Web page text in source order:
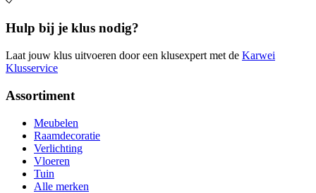
Hulp bij je klus nodig?
Laat jouw klus uitvoeren door een klusexpert met de Karwei
Klusservice
Assortiment
Meubelen
Raamdecoratie
Verlichting
Vloeren
Tuin
Alle merken